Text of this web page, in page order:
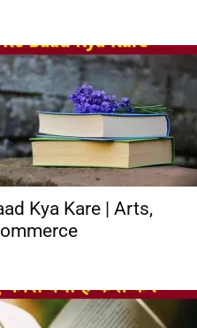
Kya Kare | Arts,